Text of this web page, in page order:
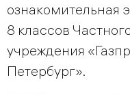
ознакомительная
8 классов
учреждения
Петербург».